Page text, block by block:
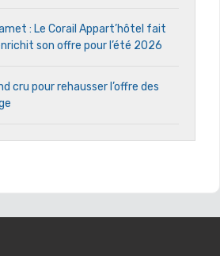
: Le Corail Appart’hôtel fait
son offre pour l’été 2026
cru pour rehausser l’offre des